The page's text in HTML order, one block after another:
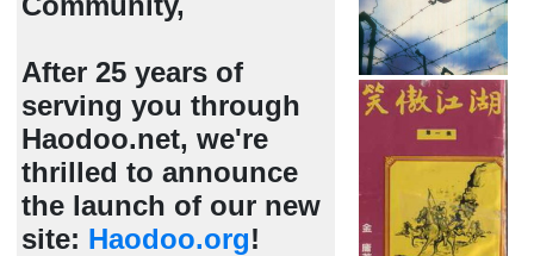
After 25 years of
serving you through
Haodoo.net, we're
thrilled to announce
the launch of our new
site: Haodoo.org!